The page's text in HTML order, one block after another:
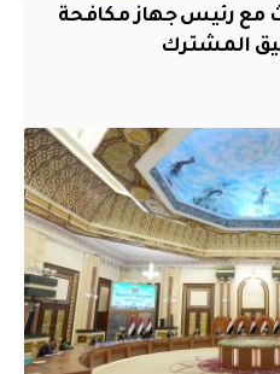
مع رئيس جهاز مكافحة
المشترك